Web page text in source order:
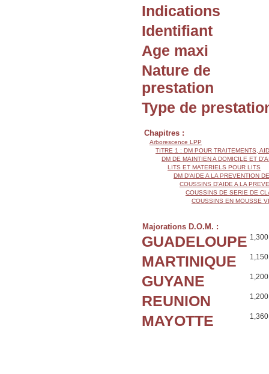
Indications
Identifiant
Age maxi
Nature de
prestation
Type de
Chapitres :
Arborescence LPP
TITRE 1 : DM POUR TRAITEMENTS,
DM DE MAINTIEN A DOMICILE ET
LITS ET MATERIELS POUR LITS
DM D'AIDE A LA PREVENTION
COUSSINS D'AIDE A LA
COUSSINS DE SERIE DE
COUSSINS EN MOUSSE
Majorations D.O.M. :
GUADELOUPE 1,300
MARTINIQUE 1,150
GUYANE 1,200
REUNION 1,200
MAYOTTE 1,360